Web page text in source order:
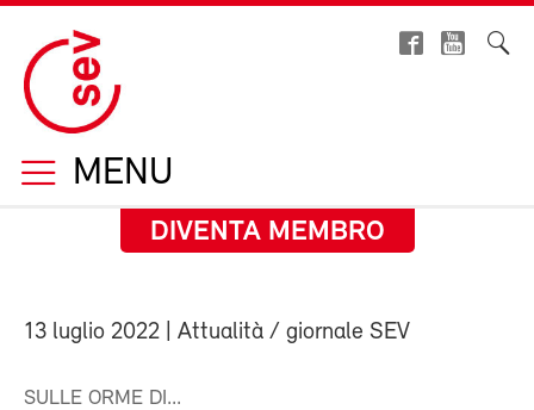
MENU
DIVENTA MEMBRO
13 luglio 2022 | Attualità / giornale SEV
SULLE ORME DI...